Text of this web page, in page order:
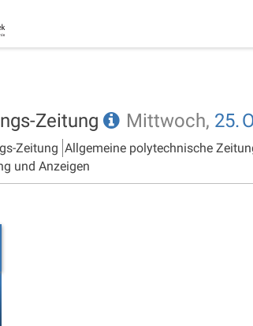
Zeitung Mittwoch, 25.
Zeitung Allgemeine polytechnische
und Anzeigen